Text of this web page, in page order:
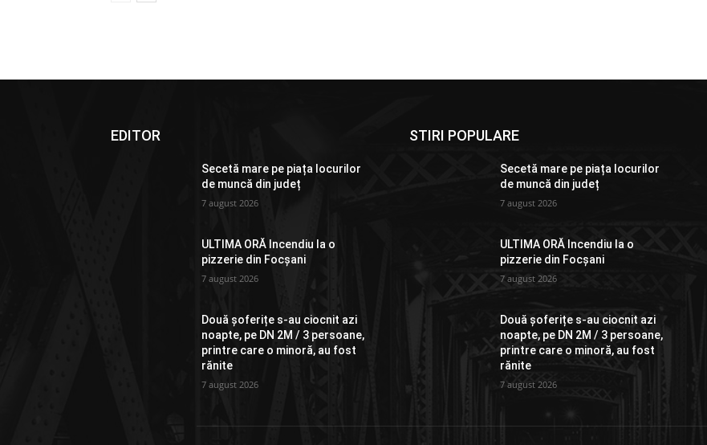
EDITOR
Secetă mare pe piața locurilor
de muncă din județ
7 august 2026
ULTIMA ORĂ Incendiu la o
pizzerie din Focșani
7 august 2026
Două șoferițe s-au ciocnit azi
noapte, pe DN 2M / 3 persoane,
printre care o minoră, au fost
rănite
7 august 2026
STIRI POPULARE
Secetă mare pe piața locurilor
de muncă din județ
7 august 2026
ULTIMA ORĂ Incendiu la o
pizzerie din Focșani
7 august 2026
Două șoferițe s-au ciocnit azi
noapte, pe DN 2M / 3 persoane,
printre care o minoră, au fost
rănite
7 august 2026